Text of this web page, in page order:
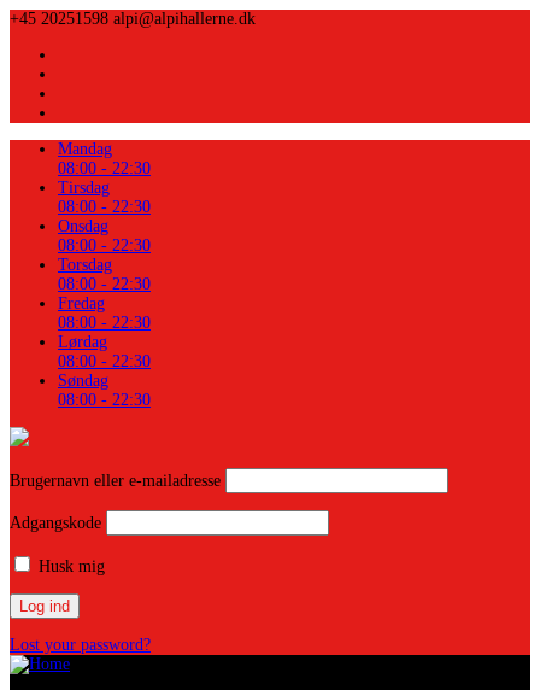
+45 20251598 alpi@alpihallerne.dk
Mandag
08:00 - 22:30
Tirsdag
08:00 - 22:30
Onsdag
08:00 - 22:30
Torsdag
08:00 - 22:30
Fredag
08:00 - 22:30
Lørdag
08:00 - 22:30
Søndag
08:00 - 22:30
Brugernavn eller e-mailadresse
Adgangskode
Husk mig
Lost your password?